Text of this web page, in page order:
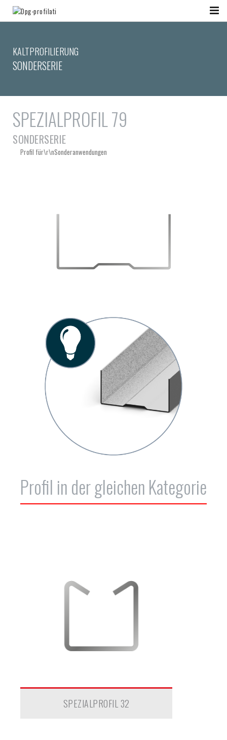
KALTPROFILIERUNG
SONDERSERIE
SPEZIALPROFIL 79
SONDERSERIE
Profil für\r\nSonderanwendungen
Profil in der gleichen Kategorie
SPEZIALPROFIL 32